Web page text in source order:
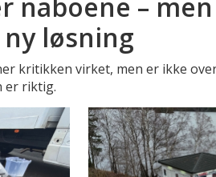
naboene –
løsning
kritikken virket, men er ikke
er riktig.